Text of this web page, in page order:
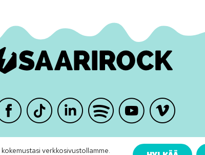
TikTokLinkedInSpotifyYoutubeVimeo
verkkosivustollamme.